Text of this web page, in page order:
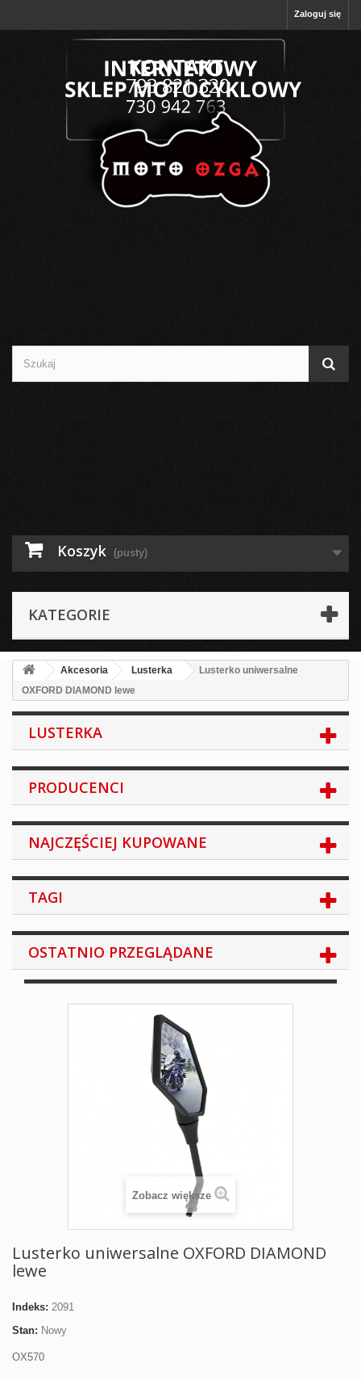
Zaloguj się
Koszyk (pusty)
KATEGORIE
Akcesoria Lusterka
Lusterko uniwersalne
OXFORD DIAMOND lewe
LUSTERKA
PRODUCENCI
NAJCZĘŚCIEJ KUPOWANE
TAGI
OSTATNIO PRZEGLĄDANE
Zobacz większe
Lusterko uniwersalne OXFORD DIAMOND
lewe
Indeks: 2091
Stan: Nowy
OX570